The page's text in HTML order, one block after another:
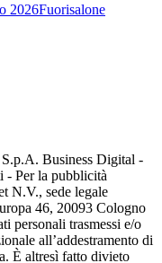
2026Fuorisalone
Business Digital -
- Per la pubblicità
N.V., sede legale
46, 20093 Cologno
personali trasmessi e/o
all’addestramento di
È altresì fatto divieto